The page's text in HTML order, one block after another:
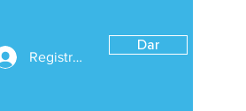
Registrarse
Dar